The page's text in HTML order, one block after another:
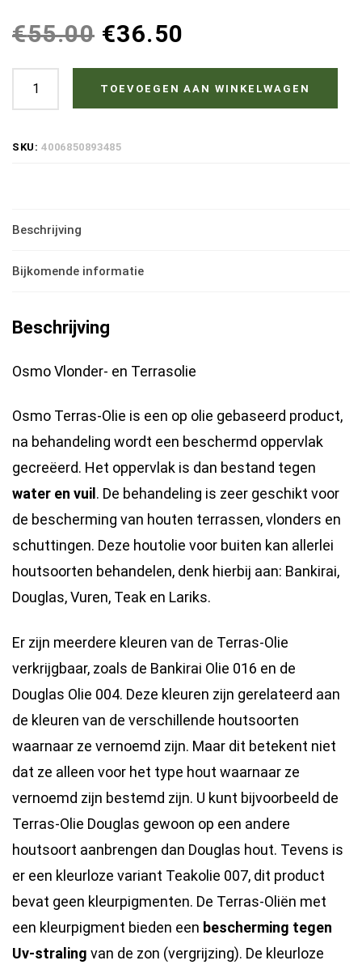
€55.00 €36.50
Osmo
Terrasolie
0,75
Buiten
|
Beits
voor
buiten
|
Vlonder
Olie
hoeveelheid
TOEVOEGEN AAN WINKELWAGEN
SKU:4006850893485
Beschrijving
Bijkomende informatie
Beschrijving
Osmo Vlonder- en Terrasolie
Osmo Terras-Olie is een op olie gebaseerd product,
na behandeling wordt een beschermd oppervlak
gecreëerd. Het oppervlak is dan bestand tegen
water en vuil . De behandeling is zeer geschikt voor
de bescherming van houten terrassen, vlonders en
schuttingen. Deze houtolie voor buiten kan allerlei
houtsoorten behandelen, denk hierbij aan: Bankirai,
Douglas, Vuren, Teak en Lariks.
Er zijn meerdere kleuren van de Terras-Olie
verkrijgbaar, zoals de Bankirai Olie 016 en de
Douglas Olie 004. Deze kleuren zijn gerelateerd aan
de kleuren van de verschillende houtsoorten
waarnaar ze vernoemd zijn. Maar dit betekent niet
dat ze alleen voor het type hout waarnaar ze
vernoemd zijn bestemd zijn. U kunt bijvoorbeeld de
Terras-Olie Douglas gewoon op een andere
houtsoort aanbrengen dan Douglas hout. Tevens is
er een kleurloze variant Teakolie 007, dit product
bevat geen kleurpigmenten. De Terras-Oliën met
een kleurpigment bieden een bescherming tegen
Uv-straling van de zon (vergrijzing). De kleurloze